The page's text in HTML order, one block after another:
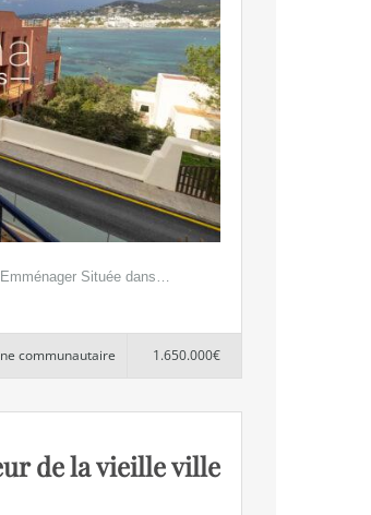
Située dans…
communautaire 1.650.000€
de la vieille ville